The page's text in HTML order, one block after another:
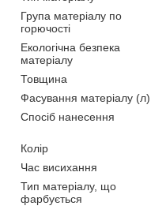
Група матеріалу по
горючості
Екологічна безпека
матеріалу
Товщина
Фасування матеріалу (л)
Спосіб нанесення
Колір
Час висихання
Тип матеріалу, що
фарбується